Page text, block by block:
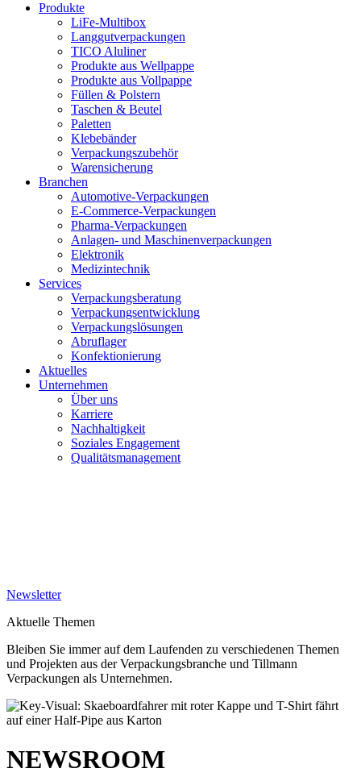
Produkte
LiFe-Multibox
Langgutverpackungen
TICO Aluliner
Produkte aus Wellpappe
Produkte aus Vollpappe
Füllen & Polstern
Taschen & Beutel
Paletten
Klebebänder
Verpackungszubehör
Warensicherung
Branchen
Automotive-Verpackungen
E-Commerce-Verpackungen
Pharma-Verpackungen
Anlagen- und Maschinenverpackungen
Elektronik
Medizintechnik
Services
Verpackungsberatung
Verpackungsentwicklung
Verpackungslösungen
Abruflager
Konfektionierung
Aktuelles
Unternehmen
Über uns
Karriere
Nachhaltigkeit
Soziales Engagement
Qualitätsmanagement
Newsletter
Aktuelle Themen
Bleiben Sie immer auf dem Laufenden zu verschiedenen Themen
und Projekten aus der Verpackungsbranche und Tillmann
Verpackungen als Unternehmen.
NEWSROOM